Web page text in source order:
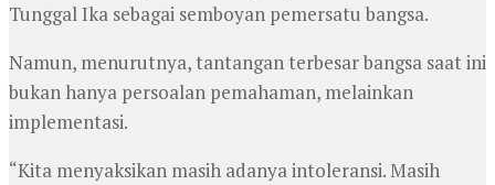
Tunggal Ika sebagai semboyan pemersatu bangsa.
Namun, menurutnya, tantangan terbesar bangsa saat ini
bukan hanya persoalan pemahaman, melainkan
implementasi.
“Kita menyaksikan masih adanya intoleransi. Masih